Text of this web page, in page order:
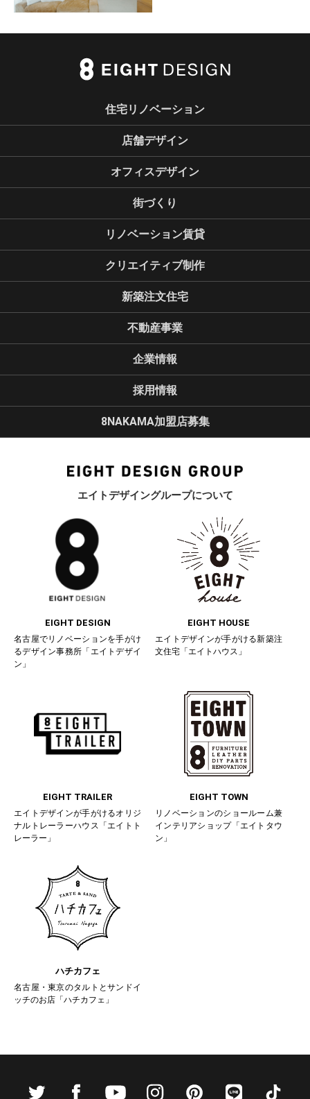
エイトデザイングループについて
EIGHT DESIGN
名古屋でリノベーションを手がけ
るデザイン事務所「エイトデザイ
ン」
EIGHT HOUSE
エイトデザインが手がける新築注
文住宅「エイトハウス」
EIGHT TRAILER
エイトデザインが手がけるオリジ
ナルトレーラーハウス「エイトト
レーラー」
EIGHT TOWN
リノベーションのショールーム兼
インテリアショップ「エイトタウ
ン」
ハチカフェ
名古屋・東京のタルトとサンドイ
ッチのお店「ハチカフェ」
住宅リノベーション
店舗デザイン
オフィスデザイン
街づくり
リノベーション賃貸
クリエイティブ制作
新築注文住宅
不動産事業
企業情報
採用情報
8NAKAMA加盟店募集